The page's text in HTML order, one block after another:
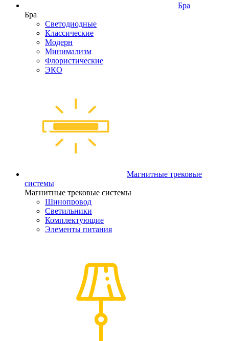
Бра
Бра
Светодиодные
Классические
Модерн
Минимализм
Флористические
ЭКО
Магнитные трековые
системы
Магнитные трековые системы
Шинопровод
Светильники
Комплектующие
Элементы питания